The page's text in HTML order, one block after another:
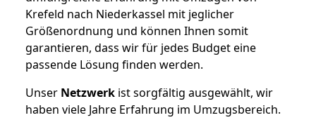
Krefeld nach Niederkassel mit jeglicher
Größenordnung und können Ihnen somit
garantieren, dass wir für jedes Budget eine
passende Lösung finden werden.
Unser Netzwerk ist sorgfältig ausgewählt, wir
haben viele Jahre Erfahrung im Umzugsbereich.